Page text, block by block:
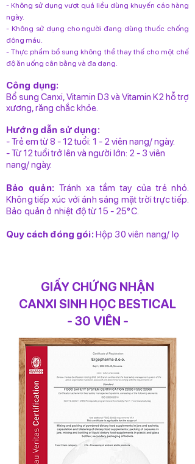
- Không sử dụng vượt quá liều dùng khuyến cáo hàng
ngày.
- Không sử dụng cho người đang dùng thuốc chống
đông máu.
- Thực phẩm bổ sung không thể thay thế cho một chế
độ ăn uống cân bằng và đa dạng.
Công dụng:
Bổ sung Canxi, Vitamin D3 và Vitamin K2 hỗ trợ
xương, răng chắc khỏe.
Hướng dẫn sử dụng:
- Trẻ em từ 8 - 12 tuổi: 1 - 2 viên nang/ ngày.
- Từ 12 tuổi trở lên và người lớn: 2 - 3 viên
nang/ ngày.
Bảo quản: Tránh xa tầm tay của trẻ nhỏ.
Không tiếp xúc với ánh sáng mặt trời trực tiếp.
Bảo quản ở nhiệt độ từ 15 - 25°C.
Quy cách đóng gói: Hộp 30 viên nang/ lọ​
GIẤY CHỨNG NHẬN
CANXI SINH HỌC BESTICAL
- 30 VIÊN -